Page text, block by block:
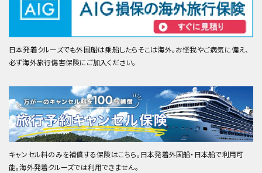
日本発着クルーズでも外国船は乗船したらそこは海外。お怪我やご病気に備え、
必ず海外旅行傷害保険にご加入ください。
キャンセル料のみを補償する保険はこちら。日本発着外国船・日本船で利用可
能。海外発着クルーズでは利用できません。